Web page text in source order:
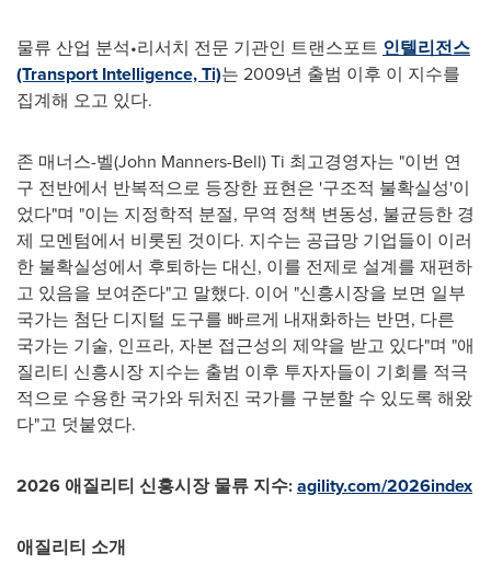
물류 산업 분석•리서치 전문 기관인 트랜스포트 인텔리전스
(Transport Intelligence, Ti)는 2009년 출범 이후 이 지수를
집계해 오고 있다.
존 매너스-벨(John Manners-Bell) Ti 최고경영자는 "이번 연
구 전반에서 반복적으로 등장한 표현은 '구조적 불확실성'이
었다"며 "이는 지정학적 분절, 무역 정책 변동성, 불균등한 경
제 모멘텀에서 비롯된 것이다. 지수는 공급망 기업들이 이러
한 불확실성에서 후퇴하는 대신, 이를 전제로 설계를 재편하
고 있음을 보여준다"고 말했다. 이어 "신흥시장을 보면 일부
국가는 첨단 디지털 도구를 빠르게 내재화하는 반면, 다른
국가는 기술, 인프라, 자본 접근성의 제약을 받고 있다"며 "애
질리티 신흥시장 지수는 출범 이후 투자자들이 기회를 적극
적으로 수용한 국가와 뒤처진 국가를 구분할 수 있도록 해왔
다"고 덧붙였다.
2026 애질리티 신흥시장 물류 지수:agility.com/2026index
애질리티 소개